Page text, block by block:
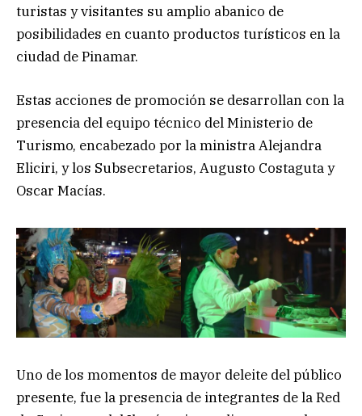
turistas y visitantes su amplio abanico de
posibilidades en cuanto productos turísticos en la
ciudad de Pinamar.
Estas acciones de promoción se desarrollan con la
presencia del equipo técnico del Ministerio de
Turismo, encabezado por la ministra Alejandra
Eliciri, y los Subsecretarios, Augusto Costaguta y
Oscar Macías.
Uno de los momentos de mayor deleite del público
presente, fue la presencia de integrantes de la Red